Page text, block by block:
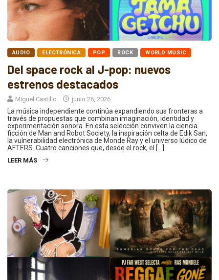
AUDIO ELECTRÓNICA POP ROCK WORLD MUSIC
Del space rock al J-pop: nuevos
estrenos destacados
Miguel Castillo junio 26, 2026
La música independiente continúa expandiendo sus fronteras a
través de propuestas que combinan imaginación, identidad y
experimentación sonora. En esta selección conviven la ciencia
ficción de Man and Robot Society, la inspiración celta de Edik San,
la vulnerabilidad electrónica de Monde Ray y el universo lúdico de
AFTERS. Cuatro canciones que, desde el rock, el […]
LEER MÁS